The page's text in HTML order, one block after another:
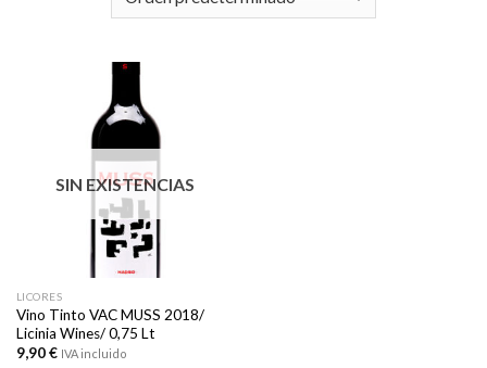
SIN EXISTENCIAS
LICORES
Vino Tinto VAC MUSS 2018/
Licinia Wines/ 0,75 Lt
9,90€ IVA incluido